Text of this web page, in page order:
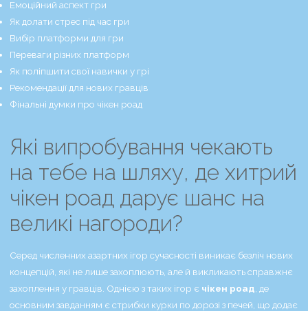
Емоційний аспект гри
Як долати стрес під час гри
Вибір платформи для гри
Переваги різних платформ
Як поліпшити свої навички у грі
Рекомендації для нових гравців
Фінальні думки про чікен роад
Які випробування чекають
на тебе на шляху, де хитрий
чікен роад дарує шанс на
великі нагороди?
Серед численних азартних ігор сучасності виникає безліч нових
концепцій, які не лише захоплюють, але й викликають справжнє
захоплення у гравців. Однією з таких ігор є чікен роад , де
основним завданням є стрибки курки по дорозі з печей, що додає